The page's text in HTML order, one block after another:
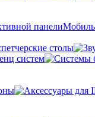
столы
систем